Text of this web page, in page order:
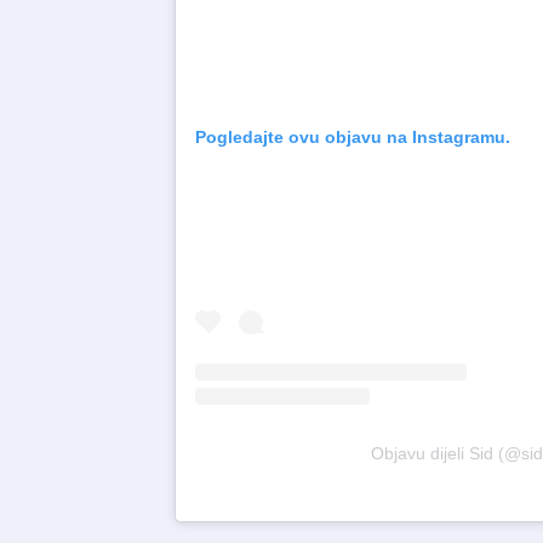
Pogledajte ovu objavu na Instagramu.
Objavu dijeli Sid